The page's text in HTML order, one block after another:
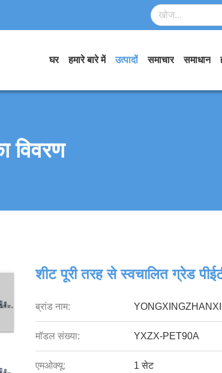
घर हमारे बारे में उत्पादों समाचार समाधान
विवरण
शीट पूरी तरह से स्वचालित ग्रेड
ब्रांड नाम:
मॉडल संख्या: YXZX-PET90A
एमओक्यू: 1 सेट